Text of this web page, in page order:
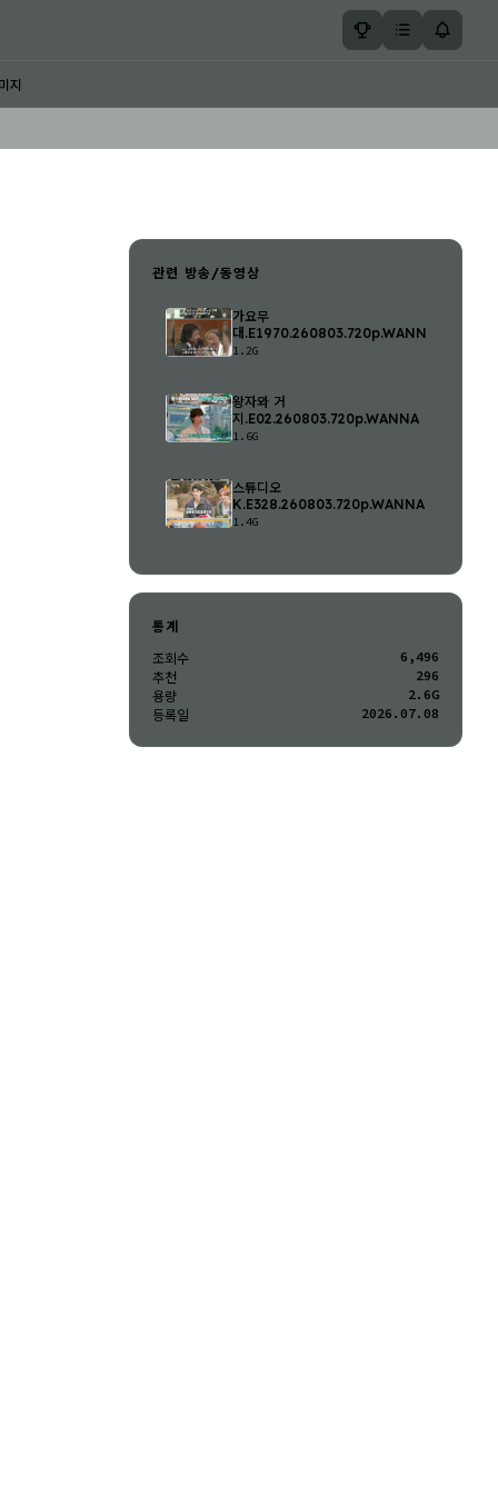
지
관련 방송/동영상
가요무
대.E1970.260803.720p.WANNA
1.2G
왕자와 거
지.E02.260803.720p.WANNA
1.6G
스튜디오
K.E328.260803.720p.WANNA
1.4G
통계
조회수
6,496
추천
296
용량
2.6G
등록일
2026.07.08